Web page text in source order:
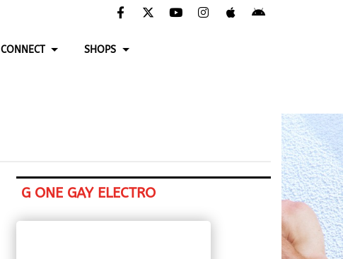
CONNECT SHOPS
G ONE GAY ELECTRO